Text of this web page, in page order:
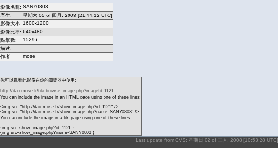
影像名稱: SANY0803
產生:
星期六 05 of 四月, 2008 [21:44:12 UTC]
影像大小: 1600x1200
影像比率: 640x480
點擊數:
15296
描述:
作者:
mose
你可以觀看此影像在你的瀏覽器中使用:
http://dao.mose.fr/tiki-browse_image.php?imageId=1121
You can include the image in an HTML page using one of these lines:
<img src="http://dao.mose.fr/show_image.php?id=1121" />
<img src="http://dao.mose.fr/show_image.php?name=SANY0803" />
You can include the image in a tiki page using one of these lines:
{img src=show_image.php?id=1121 }
{img src=show_image.php?name=SANY0803 }
Last update from CVS: 星期日 02 of 三月, 2008 [10:53:28 UTC]